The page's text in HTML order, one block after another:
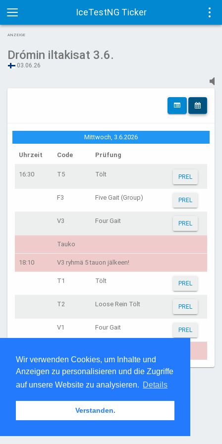
Wir verwenden Cookies, um Inhalte und
Anzeigen zu personalisieren und die Zugriffe
auf unsere Website zu analysieren. Details
Verstanden.
IceTestNG Ticker
Toggle
navigation
ANZEIGE
Drómin iltakisat 3.6.
03.06.26
Mittwoch, 3.6.2026
Uhrzeit Code Prüfung
16:30 T5 Tölt PREL
F3 Five Gait (Group) PREL
V3 Four Gait PREL
Tauko
18:10 V3 ryhmä 5 tauon jälkeen!
T1 Tölt PREL
T2 Loose Rein Tölt PREL
V1 Four Gait PREL
Seite erzeugt: 13:31:38 am 09.08.2026